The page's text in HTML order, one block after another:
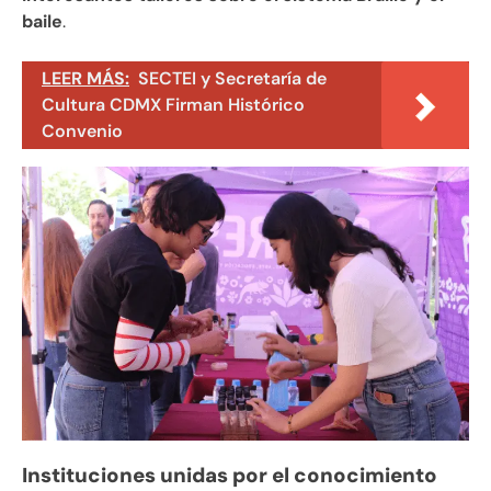
baile.
LEER MÁS: SECTEI y Secretaría de
Cultura CDMX Firman Histórico
Convenio
Instituciones unidas por el conocimiento